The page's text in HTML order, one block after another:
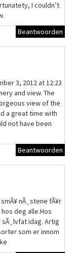
I couldn’t
Beantwoorden
3, 2012 at 12:23
and view. The
view of the
a great time with
not have been
Beantwoorden
nÃ¸stene fÃ¥r
deg alle.Hos
idag. Artig
som er innom